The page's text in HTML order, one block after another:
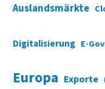
Auslandsmärkte
Digitalisierung E-
Europa Exporte